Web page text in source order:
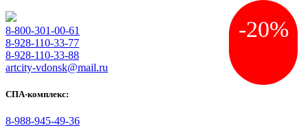
8-800-301-00-61
8-928-110-33-77
8-928-110-33-88
artcity-vdonsk@mail.ru
СПА-комплекс:
8-988-945-49-36
-20%